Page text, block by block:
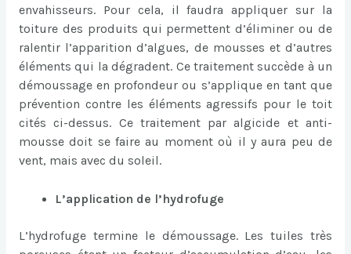
envahisseurs. Pour cela, il faudra appliquer sur la
toiture des produits qui permettent d’éliminer ou de
ralentir l’apparition d’algues, de mousses et d’autres
éléments qui la dégradent. Ce traitement succède à un
démoussage en profondeur ou s’applique en tant que
prévention contre les éléments agressifs pour le toit
cités ci-dessus. Ce traitement par algicide et anti-
mousse doit se faire au moment où il y aura peu de
vent, mais avec du soleil.
L’application de l’hydrofuge
L’hydrofuge termine le démoussage. Les tuiles très